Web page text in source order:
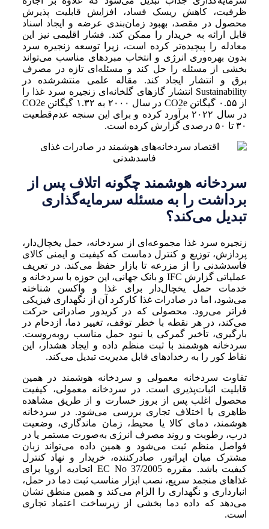
ظرفیت، کاهش ریسک فساد، افزایش قابلیت پذیرش
محصول در مقصد، بهبود زمان‌بندی عرضه و ایجاد اسناد
قابل ارائه به خریدار را ممکن کند. فشار اقلیمی نیز این
معادله را پیچیده‌تر کرده است، زیرا توسعه زنجیره سرد
بدون بهره‌وری انرژی و انتخاب مبردهای مناسب می‌تواند
بخشی از مسئله را حل کند و مسئله‌ای تازه در مصرف
برق و انتشار ایجاد کند. مقاله علمی منتشرشده در
Sustainability انتشار گازهای گلخانه‌ای زنجیره سرد غذا را
از ۰.۵۵ گیگاتن CO2e در سال ۲۰۰۰ به ۱.۳۲ گیگاتن CO2e
در سال ۲۰۲۲ برآورد کرده و برای این سنجه عدم‌قطعیت
۳۰ تا ۵۰ درصدی گزارش کرده است.
سردخانه هوشمند چگونه اتلاف پس از
برداشت را به مسئله سرمایه‌گذاری
تبدیل می‌کند؟
زنجیره سرد غذا مجموعه‌ای از سردخانه، حمل یخچال‌دار،
پردازش، توزیع و کنترل دماست که کیفیت و ایمنی کالای
فاسدشدنی را از مزرعه تا بازار حفظ می‌کند. در تعریف
عملیاتی گزارش IFC و بانک جهانی، این حوزه با سردخانه و
خدمات حمل یخچال‌دار برای غذا و واکسن شناخته
می‌شود، اما در صادرات غذا کارکرد آن از نگهداری فیزیکی
فراتر می‌رود. محصولی که در کریدور صادراتی حرکت
می‌کند، در هر نقطه با خطر توقف، تغییر دما، ازدحام در
بارگیری، تأخیر گمرکی یا نبود حمل مناسب روبه‌روست.
سردخانه هوشمند با ثبت منظم داده و ایجاد هشدار، این
نقاط کور را به رخدادهای قابل مدیریت تبدیل می‌کند.
تفاوت سردخانه معمولی و سردخانه هوشمند در همین
قابلیت اثبات‌پذیری است. در سردخانه معمولی، کیفیت
محصول اغلب پس از بروز خسارت و از طریق مشاهده
ظاهری یا اختلاف تجاری بررسی می‌شود. در سردخانه
هوشمند، دمای کالا یا محیط، زمان ماندگاری، وضعیت
درب، رطوبت و روند مصرف انرژی به‌صورت مستمر یا در
فواصل منظم ثبت می‌شود و همین داده می‌تواند زبان
مشترک میان اپراتور، صادرکننده، خریدار و نهاد کنترل
کیفیت باشد. مقرره EC No 37/2005 اتحادیه اروپا برای
غذاهای منجمد سریع، نصب ابزار مناسب ثبت دما در حمل،
انبارداری و نگهداری را الزام می‌کند و همین منطق نشان
می‌دهد که داده دما بخشی از زیرساخت اعتماد تجاری
است.